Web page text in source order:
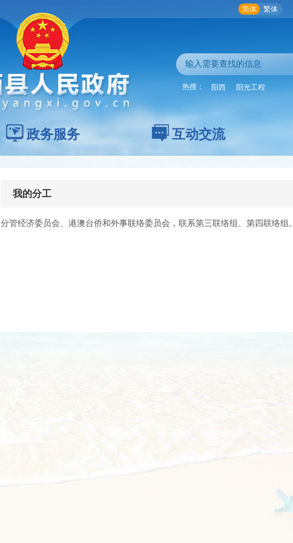
简体 繁体
热搜： 阳西 阳光工程
政务服务 互动交流
我的分工
分管经济委员会、港澳台侨和外事联络委员会，联系第三联络组、第四联络组。